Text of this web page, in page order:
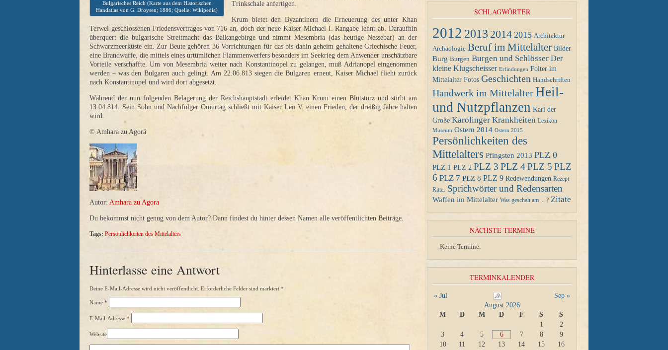
Bulgarisches Reich (Karte aus dem Historischen
Handatlas von G. Droysen; 1886; Quelle: Wikipedia)
Trinkschale anfertigen.
Krum bietet den Byzantinern die Erneuerung des unter Khan
Terwel geschlossenen Friedensvertrages von 716 an, doch der neue Kaiser Michael I. Rangabe lehnt ab. Daraufhin
überquert die bulgarische Streitmacht das Balkangebirge und nimmt Mesembria (das heutige Nessebar) an der
Schwarzmeerküste ein. Zur Beute gehören 36 Vorrichtungen für das bis dahin geheim gehaltene Griechische Feuer,
eine Brandwaffe, die mittels eines urtümlichen Flammenwerfers besonders im Seekrieg dem Anwender unschätzbare
Vorteile verschaffte. Um von Mesembria weiter nach Konstantinopel zu gelangen, muß Adrianopel eingenommen
werden – was den Bulgaren auch gelingt. Am 22.06.813 siegen die Bulgaren erneut, Kaiser Michael flieht zurück
nach Konstantinopel und wird dort abgesetzt.
Während der nun folgenden Belagerung der Reichshauptstadt erleidet Khan Krum einen Blutsturz und stirbt am
13.04.814. Sein Sohn und Nachfolger Omurtag schließt mit Kaiser Leo V. einen Frieden, der dreißig Jahre halten
wird.
© Amhara zu Agorá
Autor: Amhara zu Agora
Du bekommst nicht genug von dem Autor? Dann findest du hinter dessen Namen alle veröffentlichten Beiträge.
Tags: Persönlichkeiten des Mittelalters
Hinterlasse eine Antwort
Deine E-Mail-Adresse wird nicht veröffentlicht. Erforderliche Felder sind markiert *
Name *
E-Mail-Adresse *
Website
SCHLAGWÖRTER
2012 2013 2014 2015 Architektur
Archäologie Beruf im Mittelalter Bilder
Burg Burgen Burgen und Schlösser Der
kleine Klugscheisser Erfindungen Folter im
Mittelalter Fotos Geschichten Handschriften
Handwerk im MittelalterHeil-
und Nutzpflanzen Karl der
Große Karolinger Krankheiten Lexikon
Museum Ostern 2014 Ostern 2015
Persönlichkeiten des
Mittelalters Pfingsten 2013 PLZ 0
PLZ 1 PLZ 2 PLZ 3 PLZ 4PLZ 5 PLZ
6 PLZ 7 PLZ 8 PLZ 9 Redewendungen Rezept
Ritter Sprichwörter und Redensarten
Waffen im Mittelalter Was geschah am ... ? Zitate
NÄCHSTE TERMINE
Keine Termine.
TERMINKALENDER
« Jul
Sep »
August 2026
M
D M D F S
S
1
2
3
4 5 6 7 8
9
10
11 12 13 14 15
16